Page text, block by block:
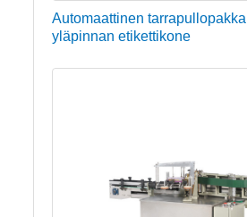
Automaattinen
yläpinnan etikettikone